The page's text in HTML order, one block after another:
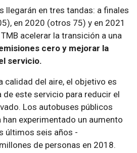
llegarán en tres tandas: a finales
en 2020 (otros 75) y en 2021
acelerar la transición a una
cero y mejorar la
servicio.
calidad del aire, el objetivo es
de este servicio para reducir el
Los autobuses públicos
han experimentado un aumento
últimos seis años -
de personas en 2018.